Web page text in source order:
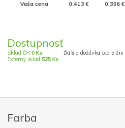
Vaša cena 0,413 € 0,396 €
Dostupnosť
Sklad ČR 0 Ks
Externý sklad 525 Ks
Ďalšia dodávka cca 5 dni
Farba